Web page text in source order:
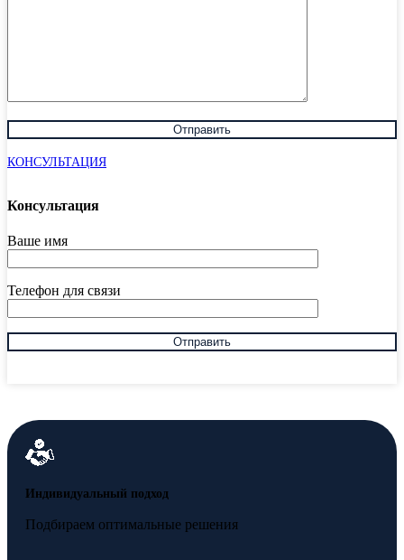
КОНСУЛЬТАЦИЯ
Консультация
Ваше имя
Телефон для связи
Индивидуальный подход
Подбираем оптимальные решения